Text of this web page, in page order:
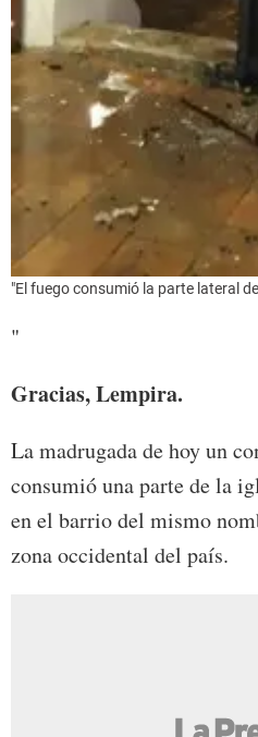
"El fuego consumió la parte lateral
"
Gracias, Lempira.
La madrugada de hoy un
consumió una parte de la
en el barrio del mismo
zona occidental del país.